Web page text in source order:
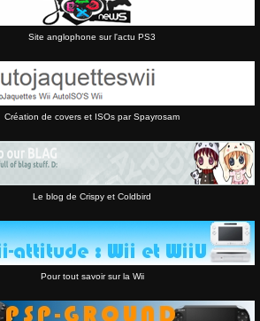
Site anglophone sur l'actu PS3
Création de covers et ISOs par Spayrosam
Le blog de Crispy et Coldbird
Pour tout savoir sur la Wii